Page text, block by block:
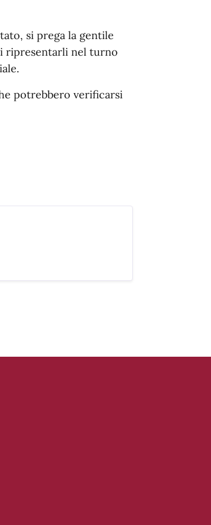
si prega la gentile
ripresentarli nel turno
potrebbero verificarsi